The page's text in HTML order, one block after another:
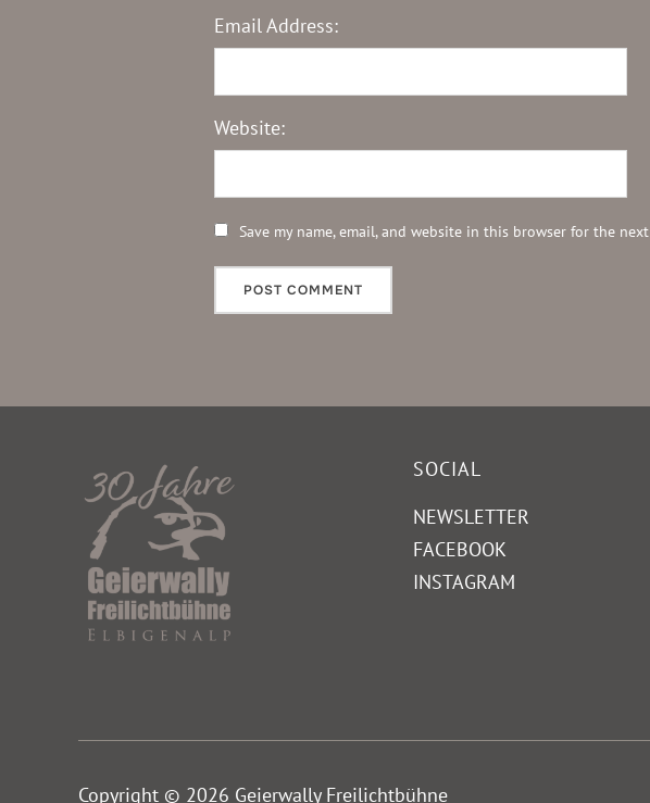
Email Address:
Website:
Save my name, email, and website in this browser for the
SOCIAL
NEWSLETTER
FACEBOOK
INSTAGRAM
Copyright © 2026 Geierwally Freilichtbühne